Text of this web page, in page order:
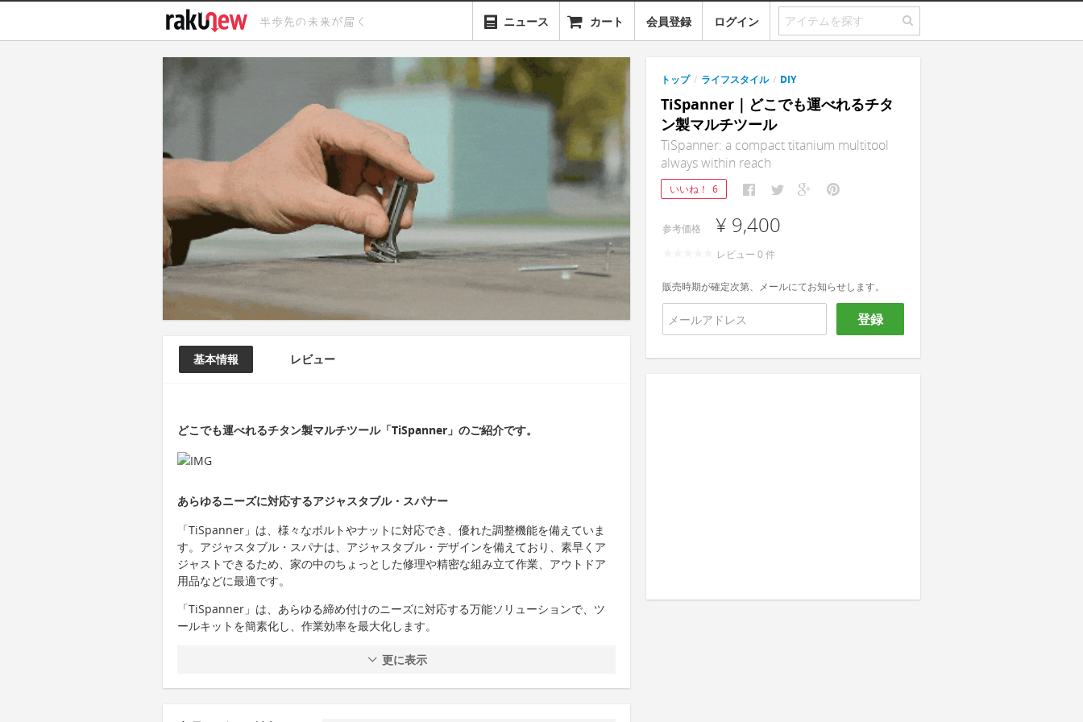
ニュース カート 会員登録 ログイン
基本情報 レビュー
どこでも運べれるチタン製マルチツール「TiSpanner」のご紹介です。
あらゆるニーズに対応するアジャスタブル・スパナー
「TiSpanner」は、様々なボルトやナットに対応でき、優れた調整機能を備えていま
す。アジャスタブル・スパナは、アジャスタブル・デザインを備えており、素早くア
ジャストできるため、家の中のちょっとした修理や精密な組み立て作業、アウトドア
用品などに最適です。
「TiSpanner」は、あらゆる締め付けのニーズに対応する万能ソリューションで、ツ
ールキットを簡素化し、作業効率を最大化します。
更に表示
トップ / ライフスタイル / DIY
TiSpanner｜どこでも運べれるチタ
ン製マルチツール
TiSpanner: a compact titanium multitool
always within reach
いいね！ 6
参考価格 ¥ 9,400
レビュー 0 件
販売時期が確定次第、メールにてお知らせします。
登録